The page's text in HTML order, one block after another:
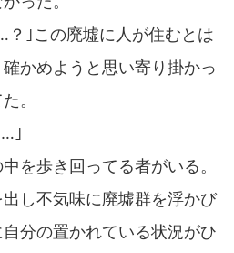
？｣この廃墟に人が住むとは
かめようと思い寄り掛かっ
。
｣
を歩き回ってる者がいる。
し不気味に廃墟群を浮かび
自分の置かれている状況がひ